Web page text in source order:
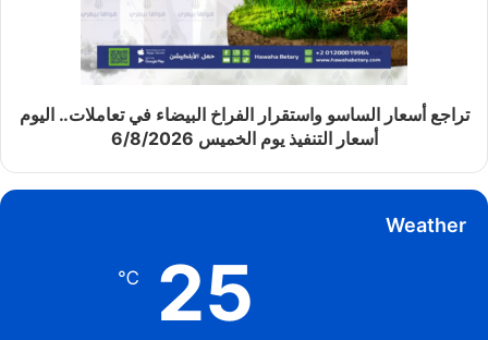
تراجع أسعار الساسو واستقرار الفراخ البيضاء في تعاملات.. اليوم
أسعار التنفيذ يوم الخميس 6/8/2026
Weather
25
℃